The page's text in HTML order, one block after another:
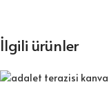
⭐ Tablo Ürün
Kaliteli dijital baskı ile
İlgili ürünler